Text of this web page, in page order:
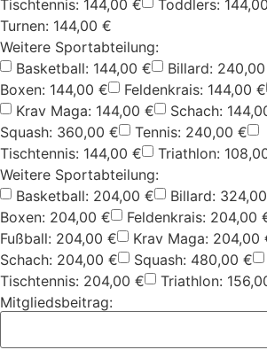
Tischtennis: 144,00 €
Toddlers:
Turnen: 144,00 €
Weitere Sportabteilung:
Basketball: 144,00 €
Billard:
Boxen: 144,00 €
Feldenkrais: 144,00 €
Krav Maga: 144,00 €
Schach:
Squash: 360,00 €
Tennis: 240,00 €
Tischtennis: 144,00 €
Triathlon:
Weitere Sportabteilung:
Basketball: 204,00 €
Billard:
Boxen: 204,00 €
Feldenkrais: 204,00
Fußball: 204,00 €
Krav Maga: 204,00
Schach: 204,00 €
Squash: 480,00 €
Tischtennis: 204,00 €
Triathlon:
Mitgliedsbeitrag: